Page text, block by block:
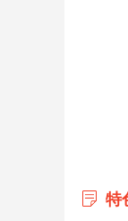
特